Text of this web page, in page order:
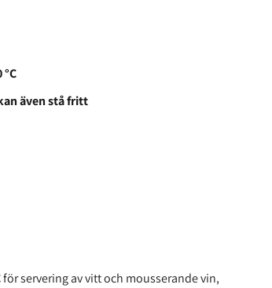
även stå fritt
för servering av vitt och mousserande vin,